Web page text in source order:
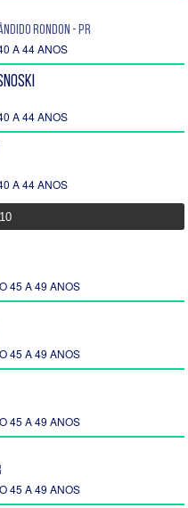
Rondon - PR
A 44 ANOS
A 44 ANOS
A 44 ANOS
10
45 A 49 ANOS
45 A 49 ANOS
45 A 49 ANOS
45 A 49 ANOS